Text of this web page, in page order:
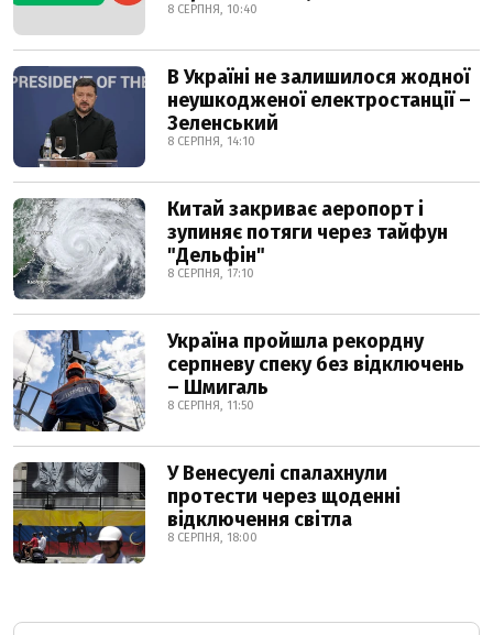
8 СЕРПНЯ, 10:40
В Україні не залишилося жодної
неушкодженої електростанції –
Зеленський
8 СЕРПНЯ, 14:10
Китай закриває аеропорт і
зупиняє потяги через тайфун
"Дельфін"
8 СЕРПНЯ, 17:10
Україна пройшла рекордну
серпневу спеку без відключень
– Шмигаль
8 СЕРПНЯ, 11:50
У Венесуелі спалахнули
протести через щоденні
відключення світла
8 СЕРПНЯ, 18:00